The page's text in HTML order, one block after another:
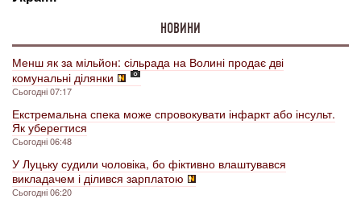
НОВИНИ
Менш як за мільйон: сільрада на Волині продає дві
комунальні ділянки
Сьогодні 07:17
Екстремальна спека може спровокувати інфаркт або інсульт.
Як уберегтися
Сьогодні 06:48
У Луцьку судили чоловіка, бо фіктивно влаштувався
викладачем і ділився зарплатою
Сьогодні 06:20